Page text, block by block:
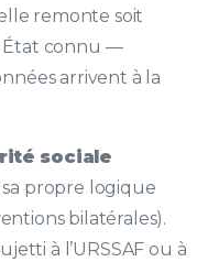
remonte soit
État connu —
arrivent à la
sociale
sa propre logique
bilatérales).
à l’URSSAF ou à